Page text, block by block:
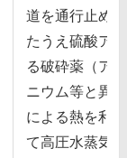
道を通⾏⽌め
たうえ硫酸ア
る破砕薬（ア
ニウム等と異
による熱を利
て⾼圧⽔蒸気